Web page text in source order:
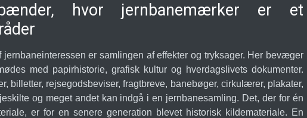
hvor jernbanemærker er et
er samlingen af effekter og tryksager. Her bevæger
med papirhistorie, grafisk kultur og hverdagslivets dokumenter.
billetter, rejsegodsbeviser, fragtbreve, banebøger, cirkulærer, plakater,
og meget andet kan indgå i en jernbanesamling. Det, der for én
er for en senere generation blevet historisk kildemateriale. En